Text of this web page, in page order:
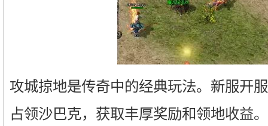
攻城掠地是传奇中的经典玩法。新服开
占领沙巴克，获取丰厚奖励和领地收益。